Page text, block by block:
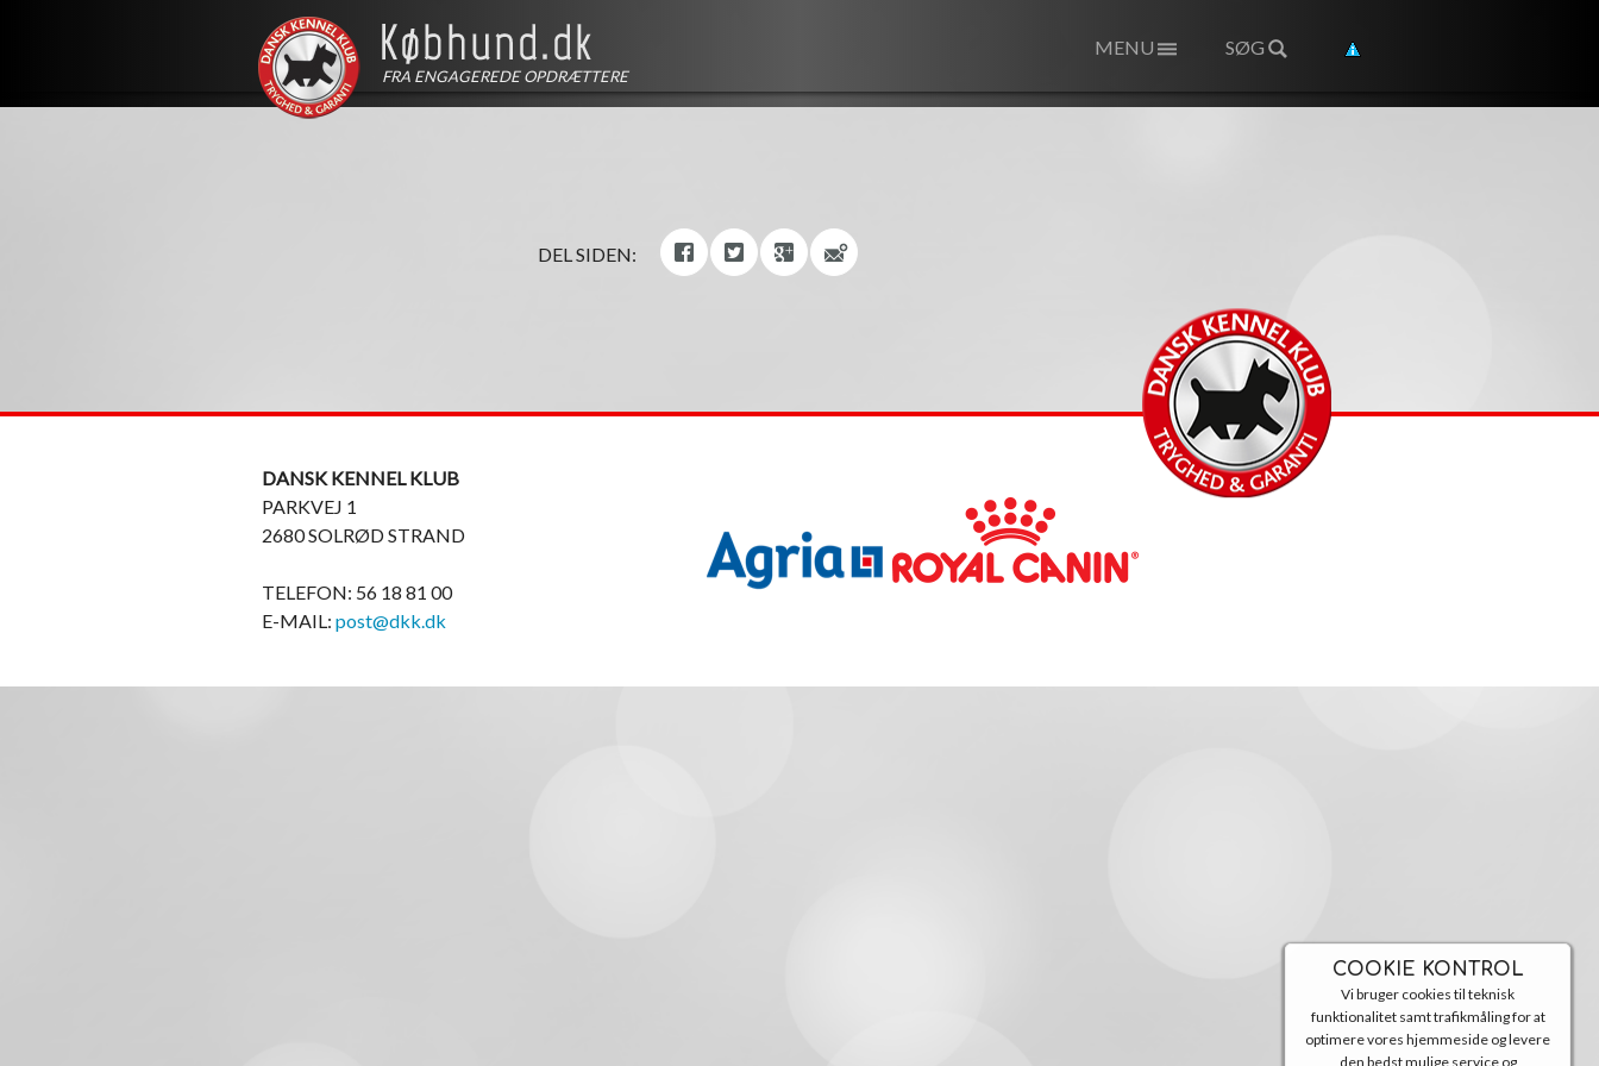
FRA ENGAGEREDE OPDRÆTTERE
SØG
MENU
COOKIE KONTROL
Vi bruger cookies til teknisk
funktionalitet samt trafikmåling for at
optimere vores hjemmeside og levere
den bedst mulige service og
DEL SIDEN:
DANSK KENNEL KLUB
PARKVEJ 1
2680 SOLRØD STRAND
TELEFON: 56 18 81 00
E-MAIL: post@dkk.dk